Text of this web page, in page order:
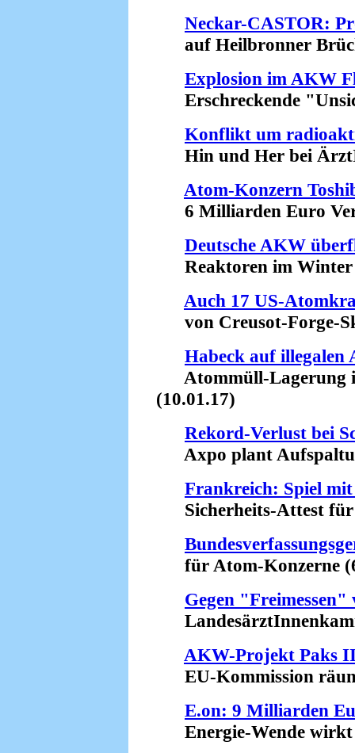
Neckar-CASTOR:
auf Heilbronner
Explosion im AKW
Erschreckende
Konflikt um
Hin und Her bei
Atom-Konzern
6 Milliarden Euro
Deutsche AKW
Reaktoren im Winter
Auch 17 US-
von Creusot-Forge-
Habeck auf illegalen
Atommüll-Lagerung
(10.01.17)
Rekord-Verlust bei
Axpo plant
Frankreich: Spiel mit
Sicherheits-Attest für
für Atom-Konzerne
Gegen
AKW-Projekt Paks
EU-Kommission
E.on: 9 Milliarden
Energie-Wende wirkt